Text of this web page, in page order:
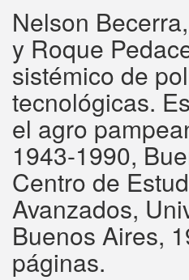
Nelson
y Roque
sistémico de
tecnológicas.
el agro
1943-1990,
Centro de
Avanzados,
Buenos Aires,
páginas.